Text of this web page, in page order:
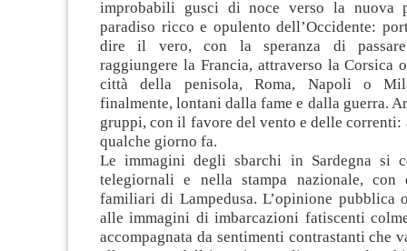
improbabili gusci di noce verso la nuova
paradiso ricco e opulento dell’Occidente:
dire il vero, con la speranza di
raggiungere la Francia, attraverso la Corsica
città della penisola, Roma, Napoli o
finalmente, lontani dalla fame e dalla guerra.
gruppi, con il favore del vento e delle correnti:
qualche giorno fa.
Le immagini degli sbarchi in Sardegna si
telegiornali e nella stampa nazionale, con
familiari di Lampedusa. L’opinione pubblica
alle immagini di imbarcazioni fatiscenti
accompagnata da sentimenti contrastanti che